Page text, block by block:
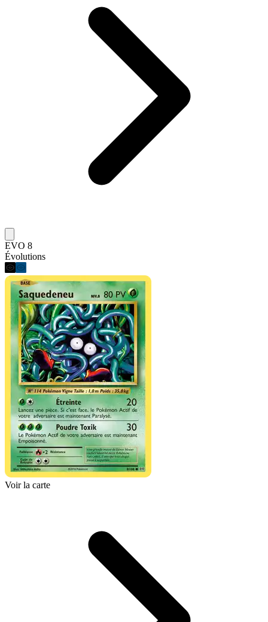
EVO 8
Évolutions
Voir la carte